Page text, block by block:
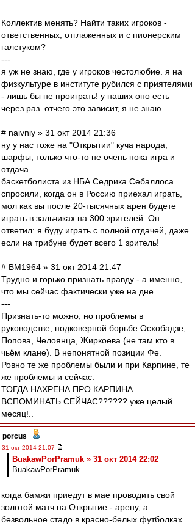
Коллектив менять? Найти таких игроков -
ответственных, отглаженных и с пионерским
галстуком?
---
я уж не знаю, где у игроков честолюбие. я на
физкультуре в институте рубился с приятелями
- лишь бы не проиграть! у наших оно есть
через раз. отчего это зависит, я не знаю.
# naivniy » 31 окт 2014 21:36
ну у нас тоже на "Открытии" куча народа,
шарфы, только что-то не очень пока игра и
отдача.
баскетболиста из НБА Седрика Себаллоса
спросили, когда он в Россию приехал играть,
мол как вы после 20-тысячных арен будете
играть в зальчиках на 300 зрителей. Он
ответил: я буду играть с полной отдачей, даже
если на трибуне будет всего 1 зритель!
# BM1964 » 31 окт 2014 21:47
Трудно и горько признать правду - а именно,
что мы сейчас фактически уже на дне.
---
Признать-то можно, но проблемы в
руководстве, подковерной борьбе Осхобадзе,
Попова, Челоянца, Жиркоева (не там кто в
чьём клане). В непонятной позиции Фе.
Ровно те же проблемы были и при Карпине, те
же проблемы и сейчас.
ТОГДА НАХРЕНА ПРО КАРПИНА
ВСПОМИНАТЬ СЕЙЧАС?????? уже целый
месяц!..
porcus -
31 окт 2014 21:07
BuakawPorPramuk » 31 окт 2014 22:02
BuakawPorPramuk
когда бамжи приедут в мае проводить свой
золотой матч на Открытие - арену, а
безвольное стадо в красно-белых футболках